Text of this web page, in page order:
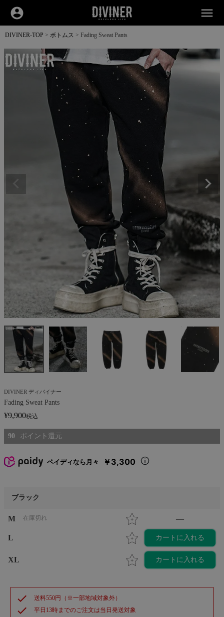
account_circle menu
DIVINER-TOP ボトムス Fading Sweat Pants
DIVINER ディバイナー
Fading Sweat Pants
¥9,900税込
90
ペイディなら月々 ￥3,300
ブラック
M 在庫切れ —
L カートに入れる
XL カートに入れる
check 送料550円（※一部地域対象外）
check 平日13時までのご注文は当日発送対象